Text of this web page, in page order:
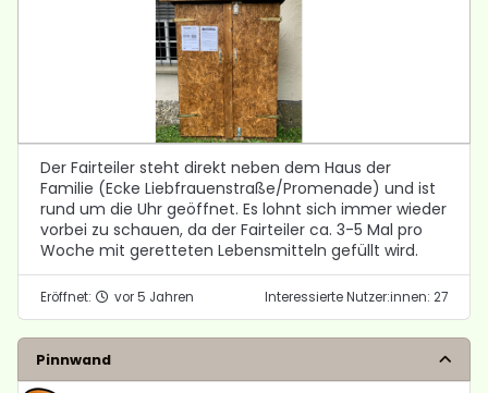
Der Fairteiler steht direkt neben dem Haus der
Familie (Ecke Liebfrauenstraße/Promenade) und ist
rund um die Uhr geöffnet. Es lohnt sich immer wieder
vorbei zu schauen, da der Fairteiler ca. 3-5 Mal pro
Woche mit geretteten Lebensmitteln gefüllt wird.
Eröffnet: vor 5 Jahren Interessierte Nutzer:innen: 27
Pinnwand